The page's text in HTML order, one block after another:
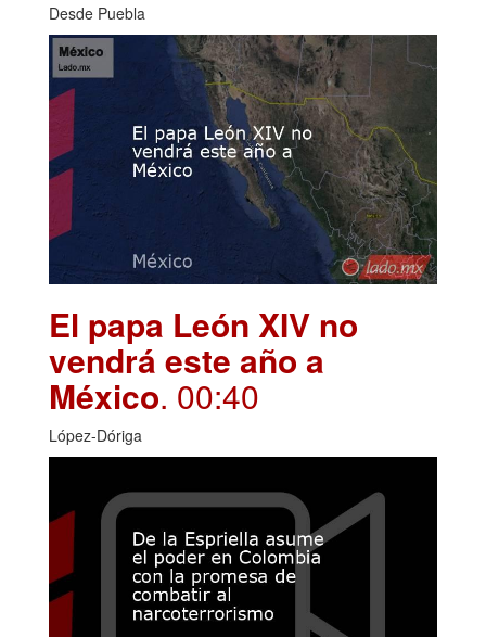
Desde Puebla
El papa León XIV no
vendrá este año a
México. 00:40
López-Dóriga